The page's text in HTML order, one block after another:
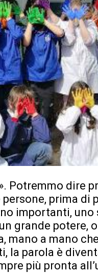
Potremmo dire
prima di
importanti,
grande potere,
mano a mano
la parola è
più pronta